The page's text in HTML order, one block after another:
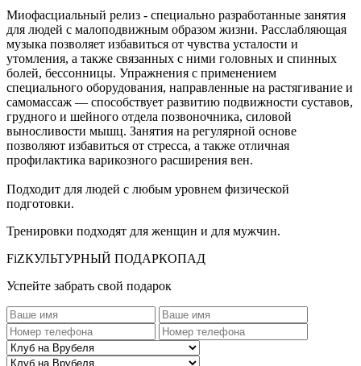
Миофасциальный релиз - специально разработанные занятия
для людей с малоподвижным образом жизни. Расслабляющая
музыка позволяет избавиться от чувства усталости и
утомления, а также связанных с ними головных и спинных
болей, бессонницы. Упражнения с применением
специального оборудования, направленные на растягивание и
самомассаж — способствует развитию подвижности суставов,
грудного и шейного отдела позвоночника, силовой
выносливости мышц. Занятия на регулярной основе
позволяют избавиться от стресса, а также отличная
профилактика варикозного расширения вен.
Подходит для людей с любым уровнем физической
подготовки.
Тренировки подходят для женщин и для мужчин.
FiZКУЛЬТУРНЫЙ ПОДАРКОПАД
Успейте забрать свой подарок